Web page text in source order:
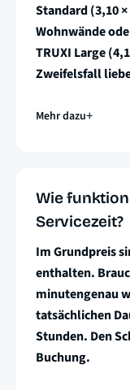
Standard (3,10
Wohnwände
TRUXI Large
Zweifelsfall
Mehr dazu
Wie
Servicezeit?
Im Grundpreis
enthalten.
minutengenau
tatsächlichen
Stunden. Den
Buchung.